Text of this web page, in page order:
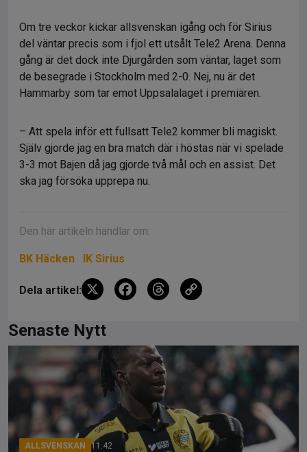
Om tre veckor kickar allsvenskan igång och för Sirius
del väntar precis som i fjol ett utsålt Tele2 Arena. Denna
gång är det dock inte Djurgården som väntar, laget som
de besegrade i Stockholm med 2-0. Nej, nu är det
Hammarby som tar emot Uppsalalaget i premiären.
– Att spela inför ett fullsatt Tele2 kommer bli magiskt.
Själv gjorde jag en bra match där i höstas när vi spelade
3-3 mot Bajen då jag gjorde två mål och en assist. Det
ska jag försöka upprepa nu.
Den här artikeln handlar om:
BK Häcken IK Sirius
Dela artikel: X
F
b
o
o
k
T
a
d
s
Li
n
k
Senaste Nytt
ALLSVENSKAN 11:42